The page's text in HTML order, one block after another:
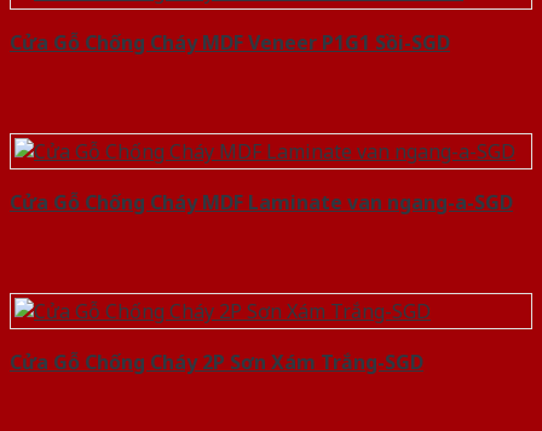
Cửa Gỗ Chống Cháy MDF Veneer P1G1 Sồi-SGD
Cửa Gỗ Chống Cháy MDF Laminate van ngang-a-SGD
Cửa Gỗ Chống Cháy 2P Sơn Xám Trắng-SGD